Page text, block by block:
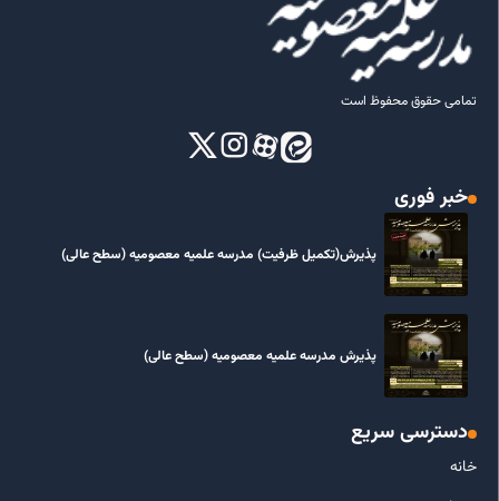
تمامی حقوق محفوظ است
خبر فوری
پذیرش(تکمیل ظرفیت) مدرسه علمیه معصومیه‌ (سطح عالی)
پذیرش مدرسه علمیه معصومیه‌ (سطح عالی)
دسترسی سریع
خانه